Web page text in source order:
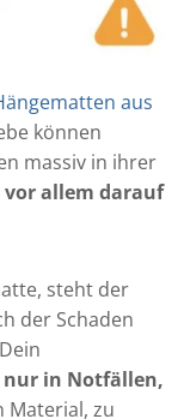
aus
können
massiv in ihrer
vor allem darauf
steht der
der Schaden
nur in Notfällen,
Material, zu